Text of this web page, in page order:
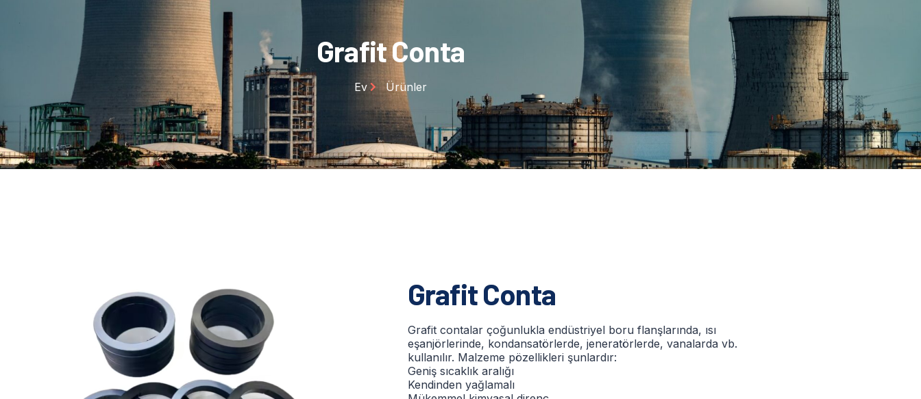
Grafit Conta
Ev Ürünler
Grafit Conta
Grafit contalar çoğunlukla endüstriyel boru flanşlarında, ısı
eşanjörlerinde, kondansatörlerde, jeneratörlerde, vanalarda vb.
kullanılır. Malzeme pözellikleri şunlardır:
Geniş sıcaklık aralığı
Kendinden yağlamalı